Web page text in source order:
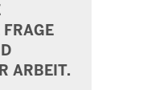
ARBEIT.